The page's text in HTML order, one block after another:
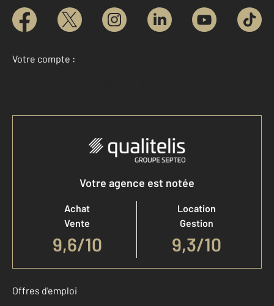
Votre compte :
Accéder à mon compte
Votre agence est notée
Achat
Vente
9,6/10
Location
Gestion
9,3/10
Offres d'emploi